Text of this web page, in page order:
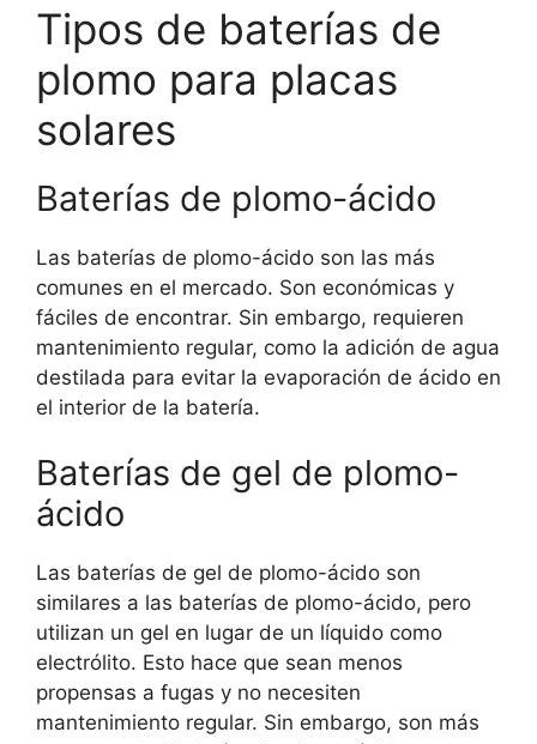
Tipos de baterías de
plomo para placas
solares
Baterías de plomo-ácido
Las baterías de plomo-ácido son las más
comunes en el mercado. Son económicas y
fáciles de encontrar. Sin embargo, requieren
mantenimiento regular, como la adición de agua
destilada para evitar la evaporación de ácido en
el interior de la batería.
Baterías de gel de plomo-
ácido
Las baterías de gel de plomo-ácido son
similares a las baterías de plomo-ácido, pero
utilizan un gel en lugar de un líquido como
electrólito. Esto hace que sean menos
propensas a fugas y no necesiten
mantenimiento regular. Sin embargo, son más